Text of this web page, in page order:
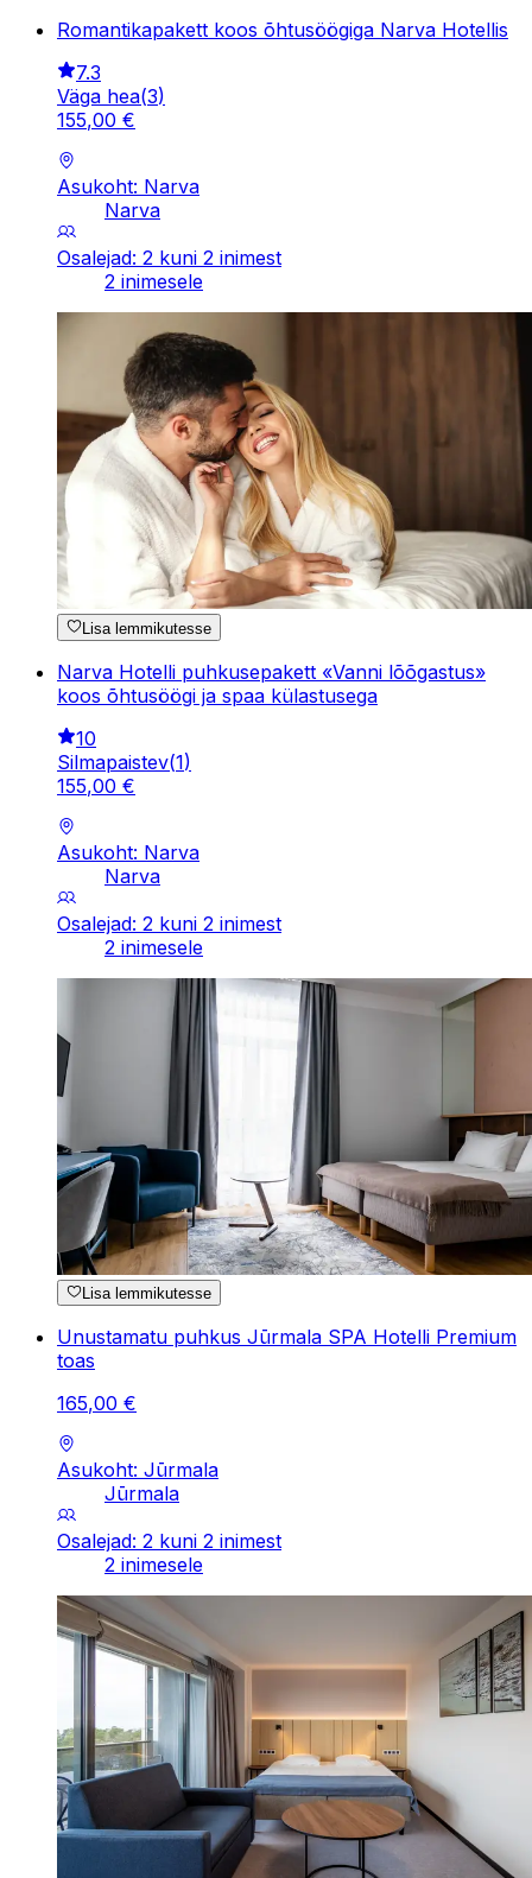
Romantikapakett koos õhtusöögiga Narva Hotellis
7.3
Väga hea(3)
155,00 €
Asukoht: Narva
Narva
Osalejad: 2 kuni 2 inimest
2 inimesele
Lisa lemmikutesse
Narva Hotelli puhkusepakett «Vanni lõõgastus»
koos õhtusöögi ja spaa külastusega
10
Silmapaistev(1)
155,00 €
Asukoht: Narva
Narva
Osalejad: 2 kuni 2 inimest
2 inimesele
Lisa lemmikutesse
Unustamatu puhkus Jūrmala SPA Hotelli Premium
toas
165,00 €
Asukoht: Jūrmala
Jūrmala
Osalejad: 2 kuni 2 inimest
2 inimesele